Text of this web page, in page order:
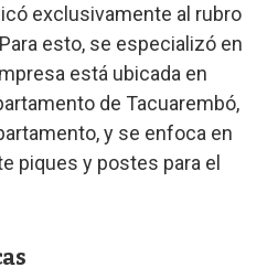
exclusivamente al rubro
esto, se especializó en
está ubicada en
de Tacuarembó,
y se enfoca en
piques y postes para el